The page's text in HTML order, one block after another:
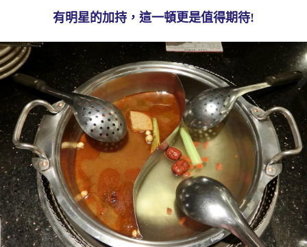
有明星的加持，這一頓更是值得期待!